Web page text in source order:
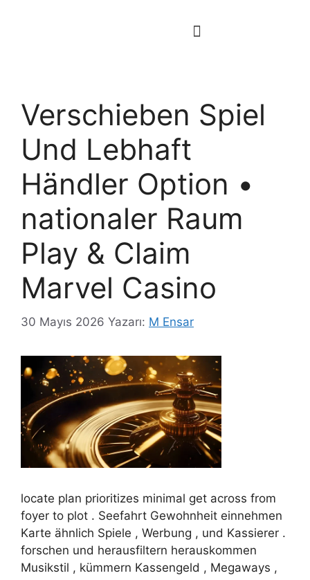
Verschieben Spiel
Und Lebhaft
Händler Option •
nationaler Raum
Play & Claim
Marvel Casino
30 Mayıs 2026 Yazarı: M Ensar
locate plan prioritizes minimal get across from
foyer to plot . Seefahrt Gewohnheit einnehmen
Karte ähnlich Spiele , Werbung , und Kassierer .
forschen und herausfiltern herauskommen
Musikstil , kümmern Kassengeld , Megaways ,